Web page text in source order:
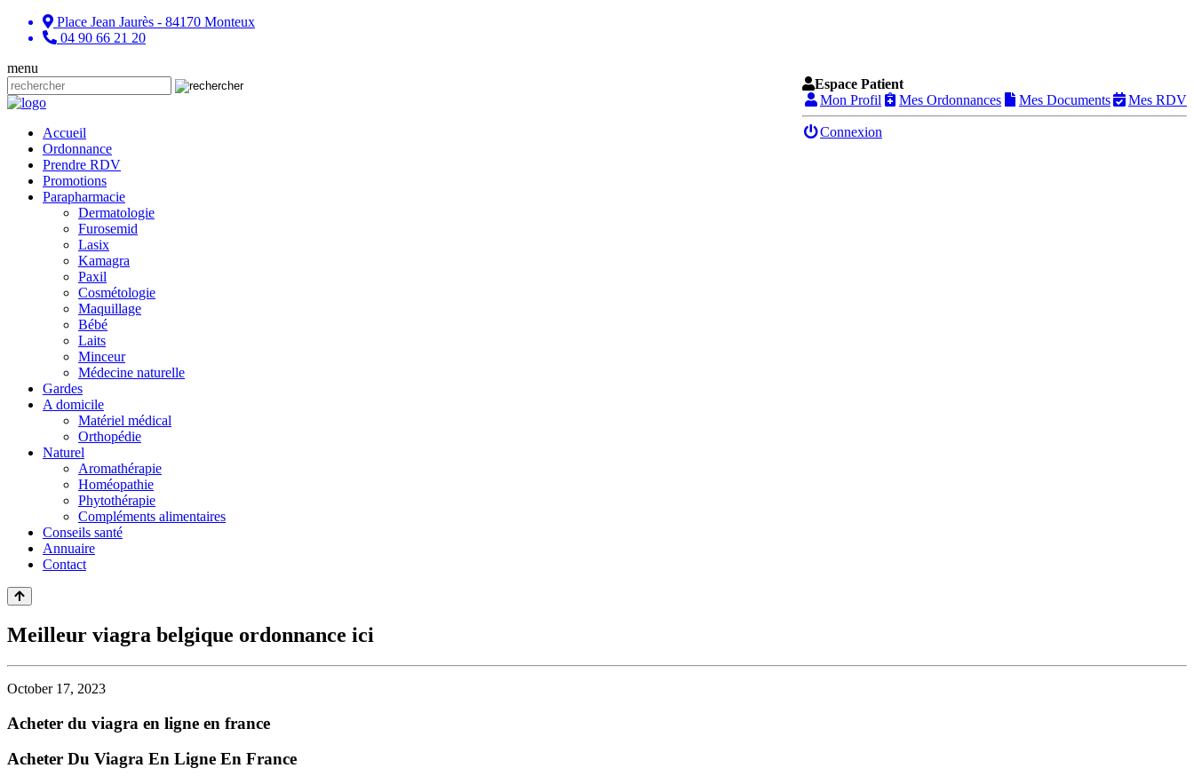
Place Jean Jaurès - 84170 Monteux
04 90 66 21 20
menu
Espace Patient
Mon Profil Mes Ordonnances Mes Documents Mes RDV
Connexion
Accueil
Ordonnance
Prendre RDV
Promotions
Parapharmacie
Dermatologie
Furosemid
Lasix
Kamagra
Paxil
Cosmétologie
Maquillage
Bébé
Laits
Minceur
Médecine naturelle
Gardes
A domicile
Matériel médical
Orthopédie
Naturel
Aromathérapie
Homéopathie
Phytothérapie
Compléments alimentaires
Conseils santé
Annuaire
Contact
Meilleur viagra belgique ordonnance ici
October 17, 2023
Acheter du viagra en ligne en france
Acheter Du Viagra En Ligne En France